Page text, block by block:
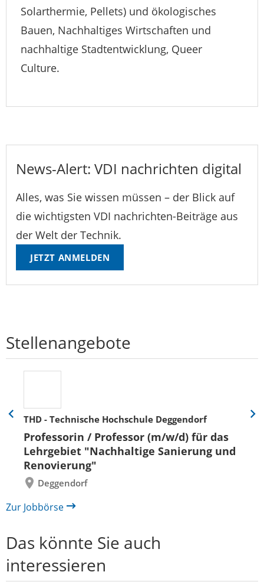
Solarthermie, Pellets) und ökologisches
Bauen, Nachhaltiges Wirtschaften und
nachhaltige Stadtentwicklung, Queer
Culture.
News-Alert: VDI nachrichten digital
Alles, was Sie wissen müssen – der Blick auf
die wichtigsten VDI nachrichten-Beiträge aus
der Welt der Technik.
JETZT ANMELDEN
Stellenangebote
THD - Technische Hochschule Deggendorf
Professorin / Professor (m/w/d) für das
Lehrgebiet "Nachhaltige Sanierung und
Renovierung"
Deggendorf
Eine
zurück
Eine
Zur Jobbörse
Das könnte Sie auch
interessieren